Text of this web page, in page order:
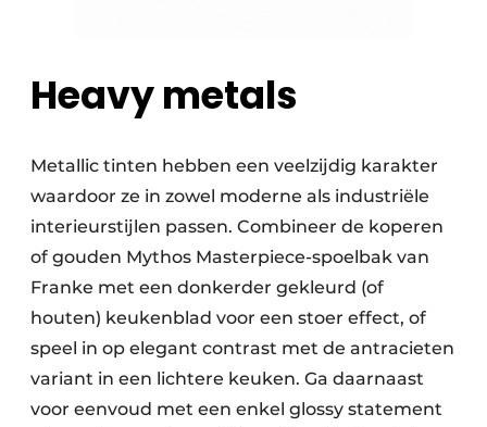
Heavy metals
Metallic tinten hebben een veelzijdig karakter
waardoor ze in zowel moderne als industriële
interieurstijlen passen. Combineer de koperen
of gouden Mythos Masterpiece-spoelbak van
Franke met een donkerder gekleurd (of
houten) keukenblad voor een stoer effect, of
speel in op elegant contrast met de antracieten
variant in een lichtere keuken. Ga daarnaast
voor eenvoud met een enkel glossy statement